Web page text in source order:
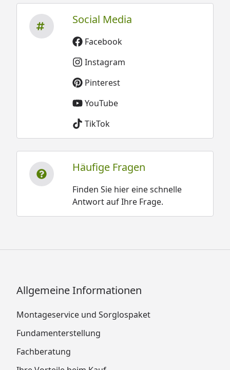
Social Media
Facebook
Instagram
Pinterest
YouTube
TikTok
Häufige Fragen
Finden Sie hier eine schnelle
Antwort auf Ihre Frage.
Allgemeine Informationen
Montageservice und Sorglospaket
Fundamenterstellung
Fachberatung